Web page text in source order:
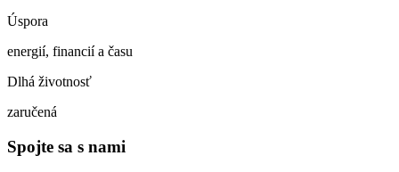
Úspora
energií, financií a času
Dlhá životnosť
zaručená
Spojte sa s nami